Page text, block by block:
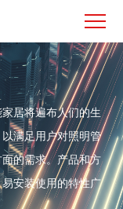
居将遍布人们的生
满足用户对照明管
的需求。产品和方
安装使用的特性广